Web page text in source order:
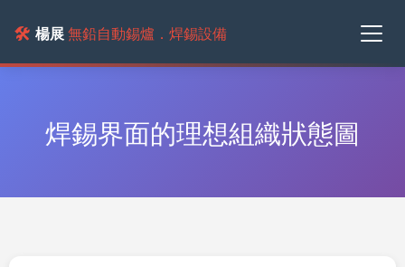
🛠️ 楊展無鉛自動錫爐．焊錫設備
焊錫界面的理想組織狀態圖